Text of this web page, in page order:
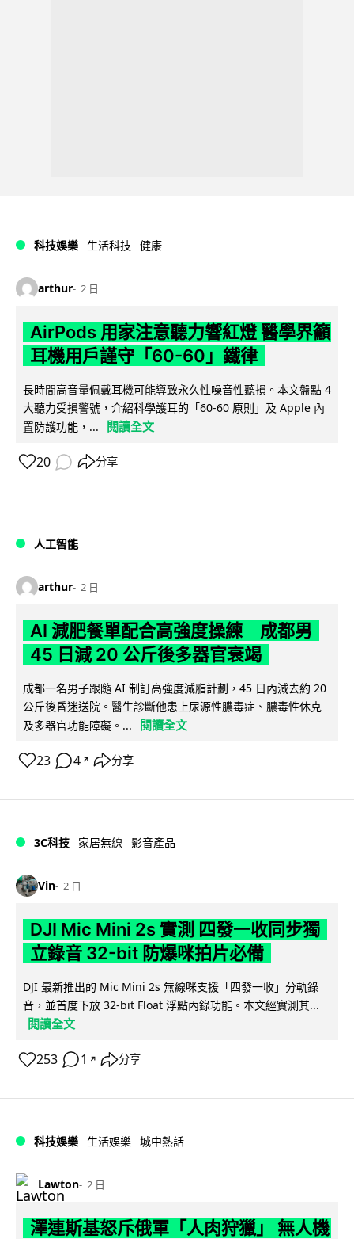
科技娛樂 生活科技 健康
arthur 2 日
AirPods 用家注意聽力響紅燈 醫學界籲
耳機用戶謹守「60-60」鐵律
長時間高音量佩戴耳機可能導致永久性噪音性聽損。本文盤點 4
大聽力受損警號，介紹科學護耳的「60-60 原則」及 Apple 內
置防護功能，...
閱讀全文
20 分享
人工智能
arthur 2 日
AI 減肥餐單配合高強度操練 成都男
45 日減 20 公斤後多器官衰竭
成都一名男子跟隨 AI 制訂高強度減脂計劃，45 日內減去約 20
公斤後昏迷送院。醫生診斷他患上尿源性膿毒症、膿毒性休克
及多器官功能障礙。...
閱讀全文
23 4 ↗ 分享
3C科技 家居無線 影音產品
Vin 2 日
DJI Mic Mini 2s 實測 四發一收同步獨
立錄音 32-bit 防爆咪拍片必備
DJI 最新推出的 Mic Mini 2s 無線咪支援「四發一收」分軌錄
音，並首度下放 32-bit Float 浮點內錄功能。本文經實測其...
閱讀全文
253 1 ↗ 分享
科技娛樂 生活娛樂 城中熱話
Lawton 2 日
澤連斯基怒斥俄軍「人肉狩獵」 無人機